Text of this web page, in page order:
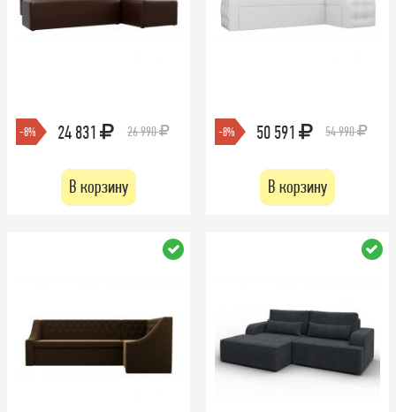
-8% 24 831 26 990
В корзину
-8% 50 591 54 990
В корзину